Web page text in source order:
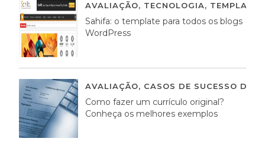
AVALIAÇÃO, TECNOLOGIA,
Sahifa: o template para todos os blogs
WordPress
AVALIAÇÃO, CASOS DE SUCESSO DE
Como fazer um currículo original?
Conheça os melhores exemplos